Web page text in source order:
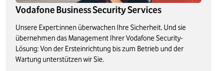
Vodafone Business Security Services
Unsere Expert:innen überwachen Ihre Sicherheit. Und sie
übernehmen das Management Ihrer Vodafone Security-
Lösung: Von der Ersteinrichtung bis zum Betrieb und der
Wartung unterstützen wir Sie.